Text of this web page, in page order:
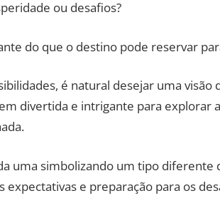
ou desafios?
do que o destino pode reservar
é natural desejar uma visão
divertida e intrigante para explorar
uma simbolizando um tipo diferente
e preparação para os